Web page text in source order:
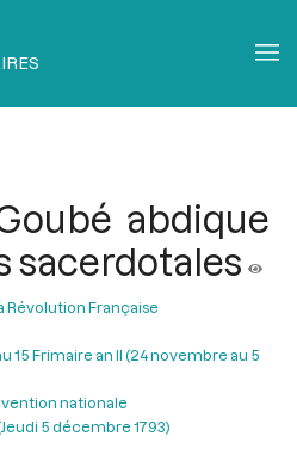
abdique
sacerdotales
Révolution Française
15 Frimaire an II (24 novembre au 5
nationale
5 décembre 1793)